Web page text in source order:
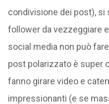
condivisione dei post),
follower da vezzeggiare
social media non può
post polarizzato è super
fanno girare video e
impressionanti (e se